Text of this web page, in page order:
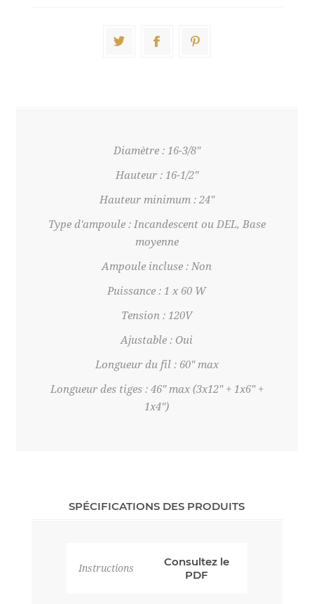
Diamètre : 16-3/8"
Hauteur : 16-1/2"
Hauteur minimum : 24"
Type d'ampoule : Incandescent ou DEL, Base
moyenne
Ampoule incluse : Non
Puissance : 1 x 60 W
Tension : 120V
Ajustable : Oui
Longueur du fil : 60" max
Longueur des tiges : 46" max (3x12" + 1x6" +
1x4")
SPÉCIFICATIONS DES PRODUITS
Instructions
Consultez le
PDF